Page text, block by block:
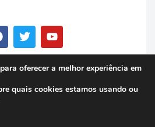
Extra - Todos os direitos
oferecer a melhor experiência em
quais cookies estamos usando ou